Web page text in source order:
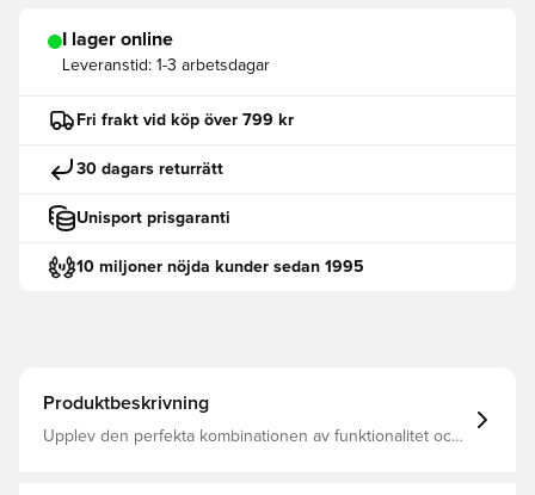
I lager online
Leveranstid: 1-3 arbetsdagar
Fri frakt vid köp över 799 kr
30 dagars returrätt
Unisport prisgaranti
10 miljoner nöjda kunder sedan 1995
Produktbeskrivning
Upplev den perfekta kombinationen av funktionalitet och